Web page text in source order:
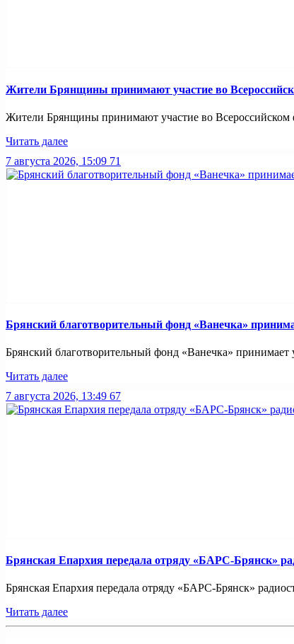
Жители Брянщины принимают участие во
Жители Брянщины принимают участие во Всероссийском
Читать далее
7 августа 2026, 15:09 71
Брянский благотворительный фонд «Ванечка»
Брянский благотворительный фонд «Ванечка» принимает
Читать далее
7 августа 2026, 13:49 67
Брянская Епархия передала отряду «БАРС-Брянск»
Брянская Епархия передала отряду «БАРС-Брянск»
Читать далее